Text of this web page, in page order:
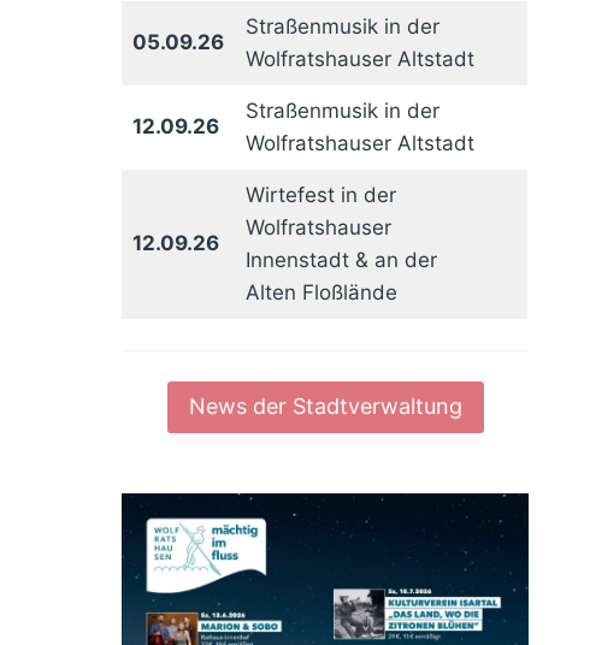
05.09.26
Straßenmusik in der
Wolfratshauser Altstadt
12.09.26
Straßenmusik in der
Wolfratshauser Altstadt
12.09.26
Wirtefest in der
Wolfratshauser
Innenstadt & an der
Alten Floßlände
News der Stadtverwaltung